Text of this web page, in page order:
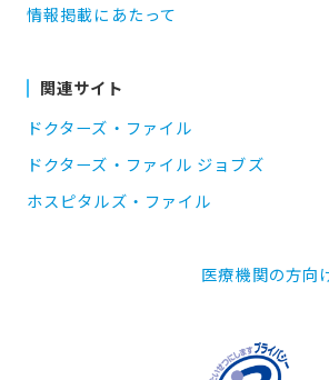
情報掲載にあたって
関連サイト
ドクターズ・ファイル
ドクターズ・ファイル ジョブズ
ホスピタルズ・ファイル
医療機関の方向